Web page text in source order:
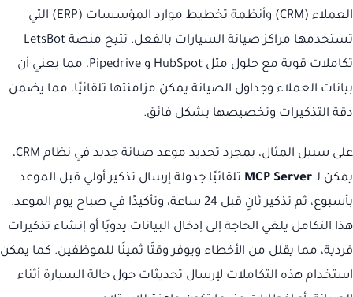
العملاء (CRM) وأنظمة تخطيط موارد المؤسسات (ERP) التي
تستخدمها مراكز صيانة السيارات بالفعل. تتيح منصة LetsBot
تكاملات قوية مع حلول مثل HubSpot و Pipedrive، مما يعني أن
بيانات العملاء وجداول الصيانة يمكن مزامنتها تلقائيًا، مما يضمن
دقة التذكيرات وتخصيصها بشكل فائق.
على سبيل المثال، بمجرد تحديد موعد صيانة جديد في نظام CRM،
يمكن لـMCP Server تلقائيًا جدولة إرسال تذكير أولي قبل الموعد
بأسبوع، ثم تذكير ثانٍ قبل 24 ساعة، وتأكيدًا في صباح يوم الموعد.
هذا التكامل يلغي الحاجة إلى إدخال البيانات يدويًا أو إنشاء تذكيرات
فردية، مما يقلل من الأخطاء ويوفر وقتًا ثمينًا للموظفين. كما يمكن
استخدام هذه التكاملات لإرسال تحديثات حول حالة السيارة أثناء